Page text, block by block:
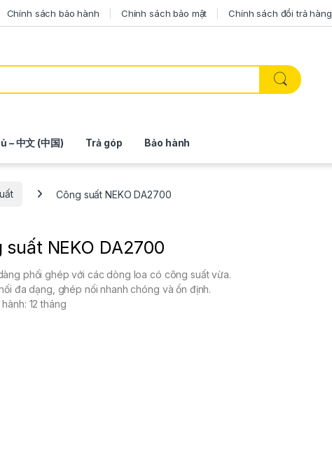
Chính sách bảo hành Chính sách bảo mật Chính sách đổi trả hàng
– 中文 (中国) Trả góp Bảo hành
Công suất NEKO DA2700
suất NEKO DA2700
phối ghép với các dòng loa có công suất vừa.
đa dạng, ghép nối nhanh chóng và ổn định.
12 tháng